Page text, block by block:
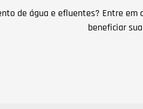
de água e efluentes? Entre
beneficiar